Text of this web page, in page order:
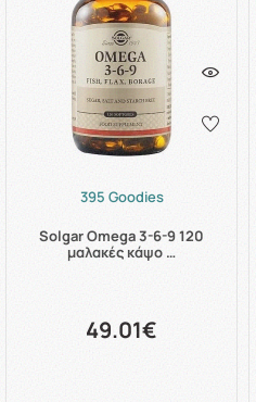
395 Goodies
Solgar Omega 3-6-9 120
μαλακές κάψο …
49.01€